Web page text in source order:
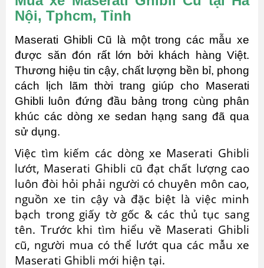
Nội, Tphcm, Tỉnh
Maserati Ghibli Cũ là một trong các mẫu xe
được săn đón rất lớn bởi khách hàng Việt.
Thương hiệu tin cậy, chất lượng bền bỉ, phong
cách lịch lãm thời trang giúp cho Maserati
Ghibli luôn đứng đầu bảng trong cùng phân
khúc các dòng xe sedan hạng sang đã qua
sử dụng.
Việc tìm kiếm các dòng xe Maserati Ghibli
lướt, Maserati Ghibli cũ đạt chất lượng cao
luôn đòi hỏi phải người có chuyên môn cao,
nguồn xe tin cậy và đặc biệt là việc minh
bạch trong giấy tờ gốc & các thủ tục sang
tên. Trước khi tìm hiểu về Maserati Ghibli
cũ, người mua có thể lướt qua các mẫu xe
Maserati Ghibli mới hiện tại.